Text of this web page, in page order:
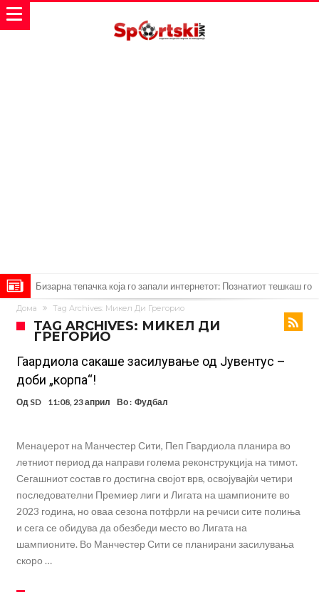
Бизарна тепачка која го запали интернетот: Познатиот тешкаш го
прифати најлудиот предизвик на кариерата – сам против
шестмина (Видео)
Меси, Нејмар и Суарез повторно заедно?!
Маркус Рашфорд повторно со Манчестер Јунајтед. Не е
заинтересиран за трансфер во Турција и Саудиска Арабија
Дарвин Нуњез на прагот на трансфер во Трабзонспор
Тикет на денот (понеделник, 10.08.2026)
Феран Торес се поблиску до трансфер во ПСЖ
Вирално видео од Уругвај: Топка предизвика сообраќајна несреќа
Пакет од 50.000.000 евра, Дошан Влаховиќ подготвен за потпис?
Дома Tag Archives: Микел Ди Грегорио
TAG ARCHIVES: МИКЕЛ ДИ
ГРЕГОРИО
Гаардиола сакаше засилување од Јувентус –
доби „корпа“!
Од SD 11:08, 23 април Во : Фудбал
Менаџерот на Манчестер Сити, Пеп Гвардиола планира во
летниот период да направи голема реконструкција на тимот.
Сегашниот состав го достигна својот врв, освојувајќи четири
последователни Премиер лиги и Лигата на шампионите во
2023 година, но оваа сезона потфрли на речиси сите полиња
и сега се обидува да обезбеди место во Лигата на
шампионите. Во Манчестер Сити се планирани засилувања
скоро …